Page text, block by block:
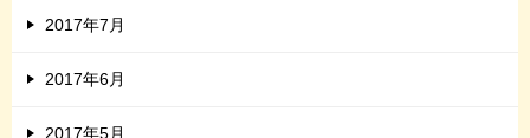
2017年7月
2017年6月
2017年5月